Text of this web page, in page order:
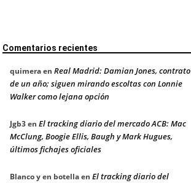
Comentarios recientes
quimeraen Real Madrid: Damian Jones, contrato
de un año; siguen mirando escoltas con Lonnie
Walker como lejana opción
Jgb3en El tracking diario del mercado ACB: Mac
McClung, Boogie Ellis, Baugh y Mark Hugues,
últimos fichajes oficiales
Blanco y en botellaen El tracking diario del